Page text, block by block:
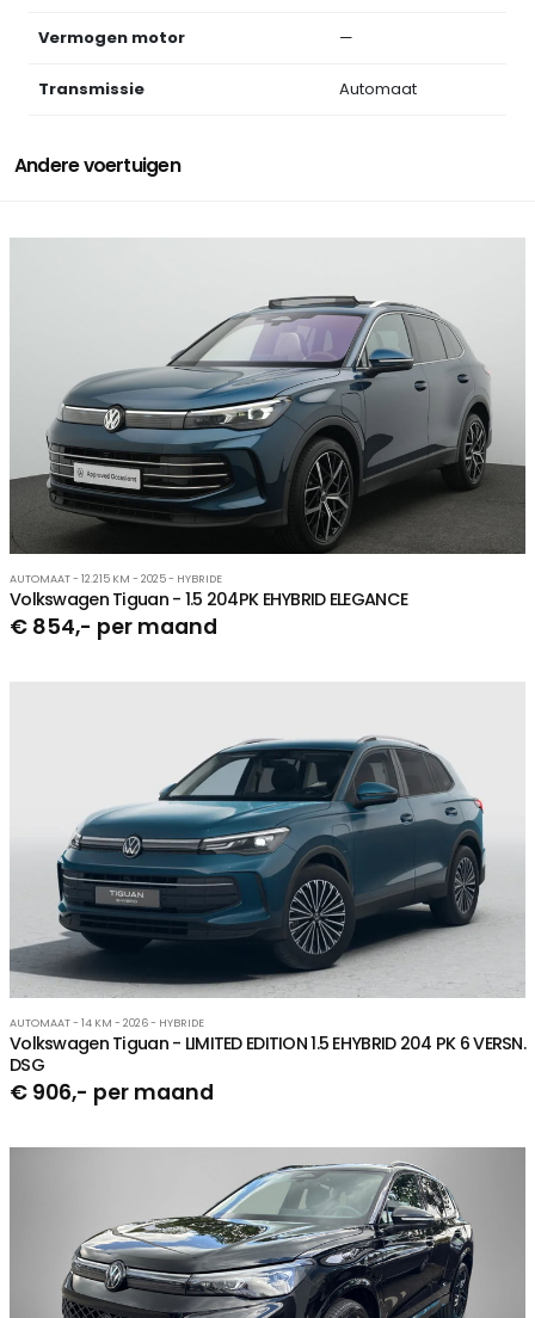
Vermogen motor —
Transmissie Automaat
Andere voertuigen
AUTOMAAT - 12.215 KM - 2025 - HYBRIDE
Volkswagen Tiguan - 1.5 204PK EHYBRID ELEGANCE
€ 854,- per maand
AUTOMAAT - 14 KM - 2026 - HYBRIDE
Volkswagen Tiguan - LIMITED EDITION 1.5 EHYBRID 204 PK 6 VERSN.
DSG
€ 906,- per maand